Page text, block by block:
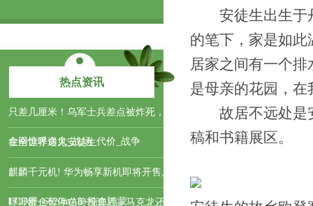
热点资讯
只差几厘米！乌军士兵差点被炸死，
全网惊呼命大_战场_代价_战争
在全世界遇见安徒生
麒麟千元机! 华为畅享新机即将开售,
LCD屏+6620mAh+纯血鸿蒙
呼吁欧企暂停在美投资后，马克龙还
安徒生出生于丹
的笔下，家是如
居家之间有一个
是母亲的花园，
故居不远处是安
稿和书籍展区。